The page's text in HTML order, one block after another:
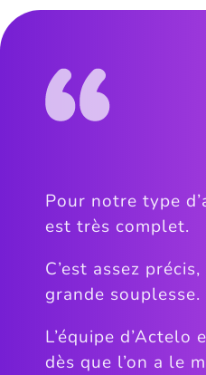
Pour notre type
est très complet.
C’est assez
grande souplesse.
L’équipe d’Actelo
dès que l’on a le